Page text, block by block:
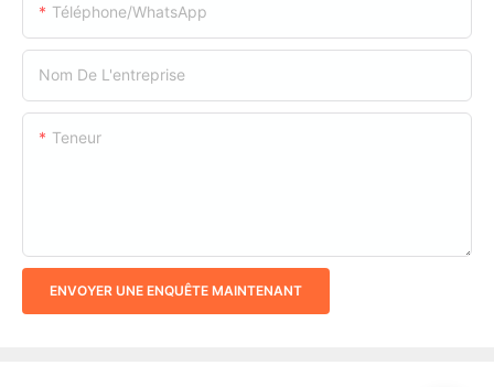
Téléphone/WhatsApp
Nom De L'entreprise
Teneur
ENVOYER UNE ENQUÊTE MAINTENANT